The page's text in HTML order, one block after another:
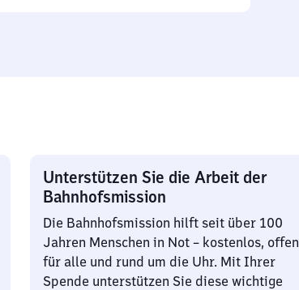
Unterstützen Sie die Arbeit der
Bahnhofsmission
Die Bahnhofsmission hilft seit über 100
Jahren Menschen in Not – kostenlos, offen
für alle und rund um die Uhr. Mit Ihrer
Spende unterstützen Sie diese wichtige